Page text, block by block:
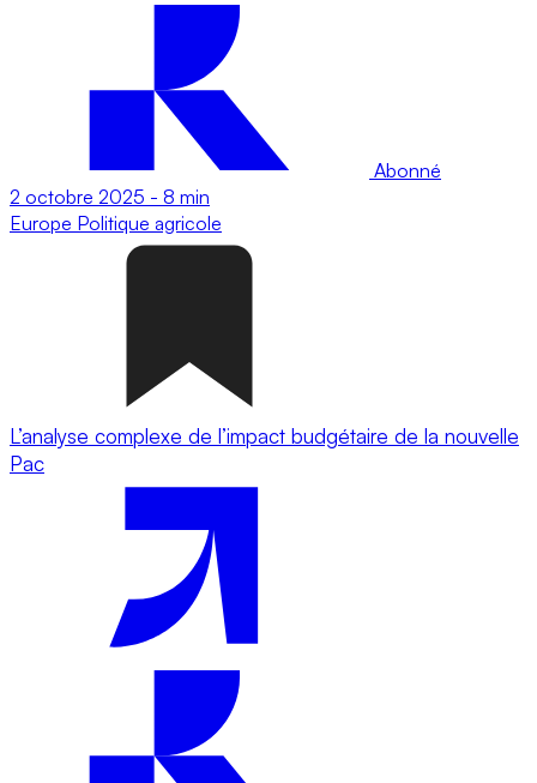
Abonné
2 octobre 2025 - 8 min
Europe Politique agricole
L’analyse complexe de l’impact budgétaire de la nouvelle
Pac